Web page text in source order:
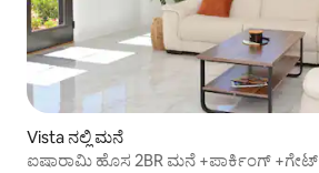
Vista ನಲ್ಲಿ ಮನೆ
ಐಷಾರಾಮಿ ಹೊಸ 2BR ಮನೆ +ಪಾರ್ಕಿಂಗ್ +ಗೇಟ್